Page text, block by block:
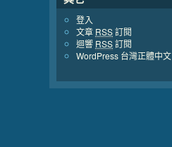
登入
文章 RSS訂閱
迴響 RSS訂閱
WordPress 台灣正體中文